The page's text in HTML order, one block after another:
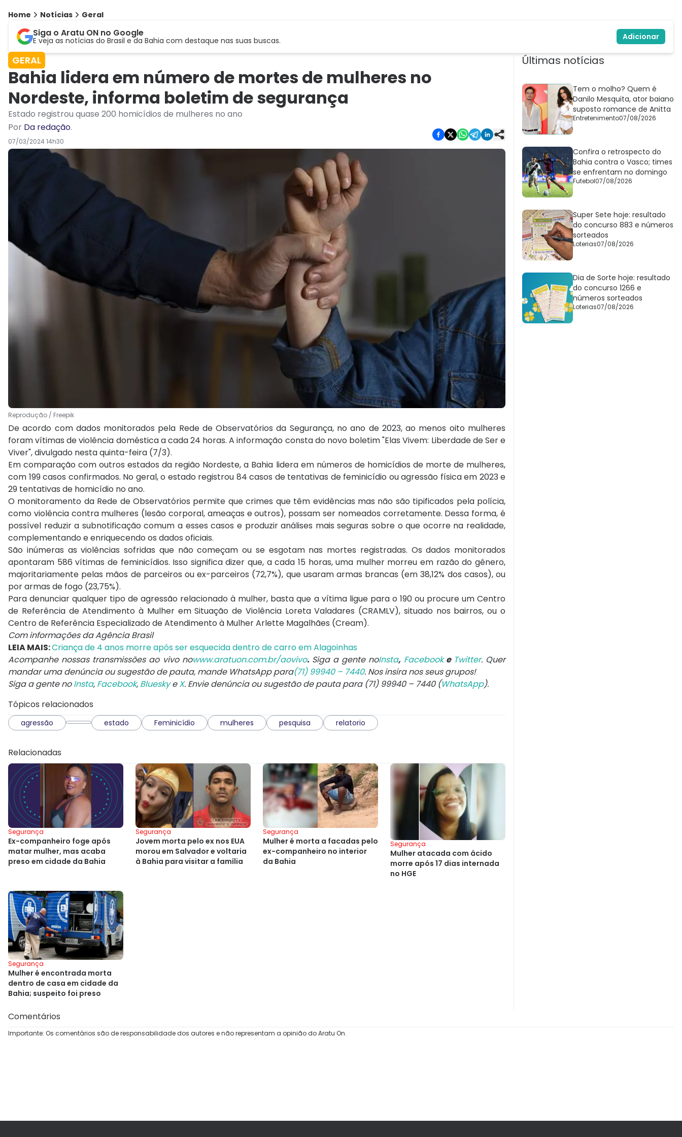
Home Notícias Geral
Siga o Aratu ON no Google
E veja as notícias do Brasil e da Bahia com destaque nas suas buscas. Adicionar
GERAL
Bahia lidera em número de mortes de mulheres no
Nordeste, informa boletim de segurança
Estado registrou quase 200 homicídios de mulheres no ano
Por Da redação.
07/03/2024 14h30
Reprodução / Freepik
De acordo com dados monitorados pela Rede de Observatórios da Segurança, no ano de 2023, ao menos oito mulheres
foram vítimas de violência doméstica a cada 24 horas. A informação consta do novo boletim "Elas Vivem: Liberdade de Ser e
Viver", divulgado nesta quinta-feira (7/3).
Em comparação com outros estados da região Nordeste, a Bahia lidera em números de homicídios de morte de mulheres,
com 199 casos confirmados. No geral, o estado registrou 84 casos de tentativas de feminicídio ou agressão física em 2023 e
29 tentativas de homicídio no ano.
O monitoramento da Rede de Observatórios permite que crimes que têm evidências mas não são tipificados pela polícia,
como violência contra mulheres (lesão corporal, ameaças e outros), possam ser nomeados corretamente. Dessa forma, é
possível reduzir a subnotificação comum a esses casos e produzir análises mais seguras sobre o que ocorre na realidade,
complementando e enriquecendo os dados oficiais.
São inúmeras as violências sofridas que não começam ou se esgotam nas mortes registradas. Os dados monitorados
apontaram 586 vítimas de feminicídios. Isso significa dizer que, a cada 15 horas, uma mulher morreu em razão do gênero,
majoritariamente pelas mãos de parceiros ou ex-parceiros (72,7%), que usaram armas brancas (em 38,12% dos casos), ou
por armas de fogo (23,75%).
Para denunciar qualquer tipo de agressão relacionado à mulher, basta que a vítima ligue para o 190 ou procure um Centro
de Referência de Atendimento à Mulher em Situação de Violência Loreta Valadares (CRAMLV), situado nos bairros, ou o
Centro de Referência Especializado de Atendimento à Mulher Arlette Magalhães (Cream).
Com informações da Agência Brasil
LEIA MAIS:Criança de 4 anos morre após ser esquecida dentro de carro em Alagoinhas
Acompanhe nossas transmissões ao vivo nowww.aratuon.com.br/aovivo. Siga a gente noInsta, Facebooke Twitter. Quer
mandar uma denúncia ou sugestão de pauta, mande WhatsApp para(71) 99940 – 7440. Nos insira nos seus grupos!
Siga a gente noInsta, Facebook, BlueskyeX. Envie denúncia ou sugestão de pauta para (71) 99940 – 7440 (WhatsApp).
Tópicos relacionados
agressão estado Feminicídio mulheres pesquisa relatorio
Relacionadas
Segurança
Ex-companheiro foge após
matar mulher, mas acaba
preso em cidade da Bahia
Segurança
Jovem morta pelo ex nos EUA
morou em Salvador e voltaria
à Bahia para visitar a família
Segurança
Mulher é morta a facadas pelo
ex-companheiro no interior
da Bahia
Segurança
Mulher atacada com ácido
morre após 17 dias internada
no HGE
Segurança
Mulher é encontrada morta
dentro de casa em cidade da
Bahia; suspeito foi preso
Últimas notícias
Tem o molho? Quem é
Danilo Mesquita, ator baiano
suposto romance de Anitta
Entretenimento07/08/2026
Confira o retrospecto do
Bahia contra o Vasco; times
se enfrentam no domingo
Futebol07/08/2026
Super Sete hoje: resultado
do concurso 883 e números
sorteados
Loterias07/08/2026
Dia de Sorte hoje: resultado
do concurso 1266 e
números sorteados
Loterias07/08/2026
Comentários
Importante: Os comentários são de responsabilidade dos autores e não representam a opinião do Aratu On.